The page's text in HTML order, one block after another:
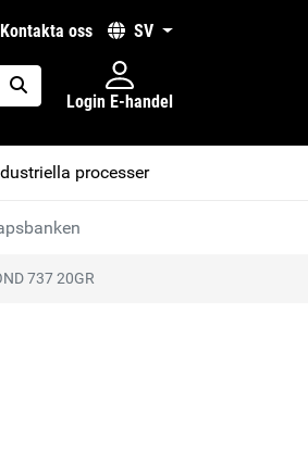
kontakta oss SV
placeholder.search
Login E-handel
processer
737 20GR